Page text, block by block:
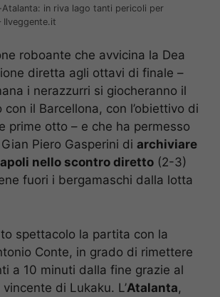
in riva lago tanti pericoli per
Ilveggente.it
roboante che avvicina la Dea
diretta agli ottavi di finale –
i nerazzurri si giocheranno il
il Barcellona, con l’obiettivo di
prime otto – e che ha permesso
Piero Gasperini di archiviare
nello scontro diretto (2-3)
fuori i bergamaschi dalla lotta
spettacolo la partita con la
Conte, in grado di rimettere
a 10 minuti dalla fine grazie al
di Lukaku. L’Atalanta,